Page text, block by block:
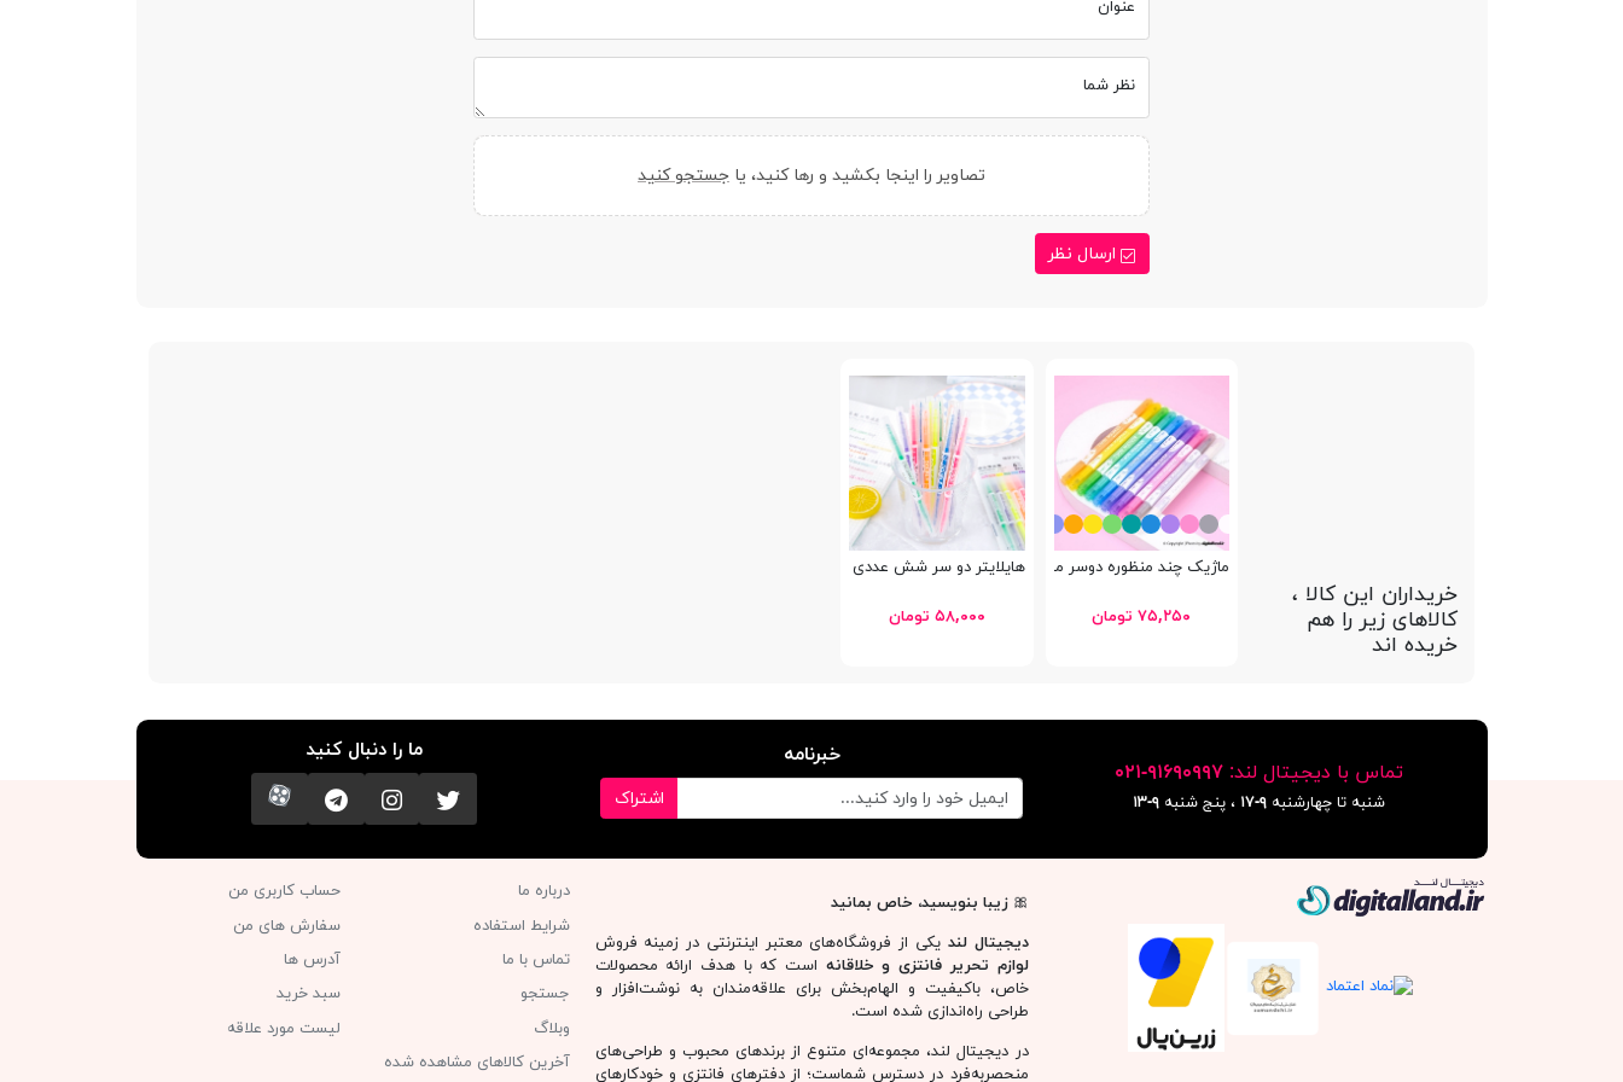
عنوان
نظر شما
تصاویر را اینجا بکشید و رها کنید، یا جستجو کنید
ارسال نظر
خریداران این کالا ،
کالاهای زیر را هم
خریده اند
ماژیک چند منظوره دوسر متالیک Schoolfans FA92317
۷۵,۲۵۰ تومان
هایلایتر دو سر شش عددی Touch Cool
۵۸,۰۰۰ تومان
تماس با دیجیتال لند: ٩١۶٩٠٩٩٧-٠٢١
شنبه تا چهارشنبه ۹-۱۷ ، پنج شنبه ۹-١٣
خبرنامه
اشتراک
ما را دنبال کنید
تویتر اینستاگرامکانال تلگرام
آپارات
🎀زیبا بنویسید، خاص بمانید
دیجیتال لند یکی از فروشگاه‌های معتبر اینترنتی در زمینه فروش
لوازم تحریر فانتزی و خلاقانه است که با هدف ارائه محصولات
خاص، باکیفیت و الهام‌بخش برای علاقه‌مندان به نوشت‌افزار و
طراحی راه‌اندازی شده است.
در دیجیتال لند، مجموعه‌ای متنوع از برندهای محبوب و طراحی‌های
منحصربه‌فرد در دسترس شماست؛ از دفترهای فانتزی و خودکارهای
درباره ما
شرایط استفاده
تماس با ما
جستجو
وبلاگ
آخرین کالاهای مشاهده شده
حساب کاربری من
سفارش های من‎
آدرس ها
سبد خرید
لیست مورد علاقه